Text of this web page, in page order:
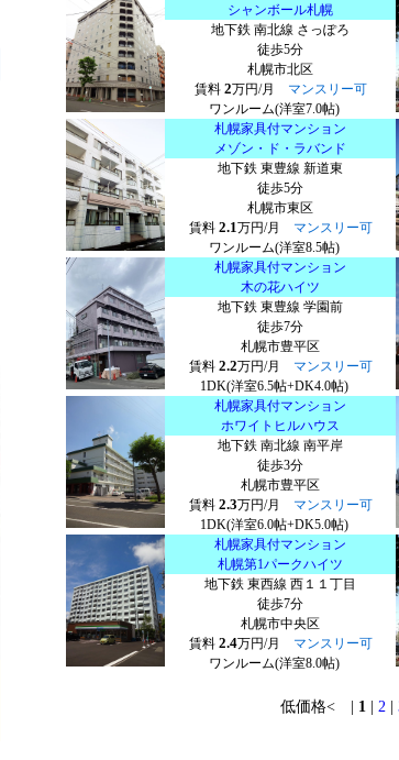
シャンボール札幌
地下鉄 南北線 さっぽろ
徒歩5分
札幌市北区
賃料 2万円/月
マンスリー可
ワンルーム(洋室7.0帖)
札幌家具付マンション
メゾン・ド・ラバンド
地下鉄 東豊線 新道東
徒歩5分
札幌市東区
賃料 2.1万円/月
マンスリー可
ワンルーム(洋室8.5帖)
札幌家具付マンション
木の花ハイツ
地下鉄 東豊線 学園前
徒歩7分
札幌市豊平区
賃料 2.2万円/月
マンスリー可
1DK(洋室6.5帖+DK4.0帖)
札幌家具付マンション
ホワイトヒルハウス
地下鉄 南北線 南平岸
徒歩3分
札幌市豊平区
賃料 2.3万円/月
マンスリー可
1DK(洋室6.0帖+DK5.0帖)
札幌家具付マンション
札幌第1パークハイツ
地下鉄 東西線 西１１丁目
徒歩7分
札幌市中央区
賃料 2.4万円/月
マンスリー可
ワンルーム(洋室8.0帖)
低価格< | 1| 2|